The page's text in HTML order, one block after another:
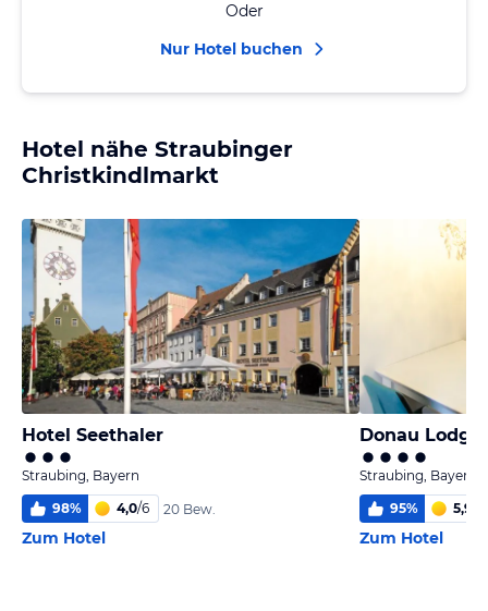
Oder
Nur Hotel buchen
Hotel nähe Straubinger
Christkindlmarkt
Hotel Seethaler
Straubing, Bayern
98% 4,0/6 20 Bew.
Zum Hotel
Donau
Straubing, Bayern
95% 5,9
Zum Hotel